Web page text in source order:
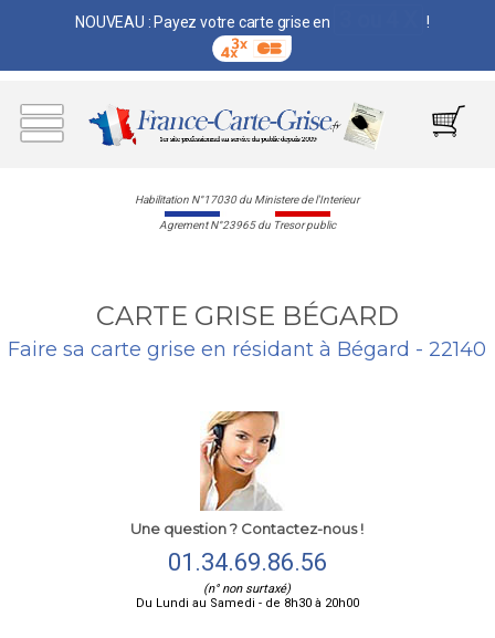
NOUVEAU : Payez votre carte grise en !
Habilitation N°17030 du Ministere de l'Interieur
Agrement N°23965 du Tresor public
CARTE GRISE BÉGARD
Faire sa carte grise en résidant à Bégard - 22140
Une question ? Contactez-nous !
01.34.69.86.56
(n° non surtaxé)
Du Lundi au Samedi - de 8h30 à 20h00